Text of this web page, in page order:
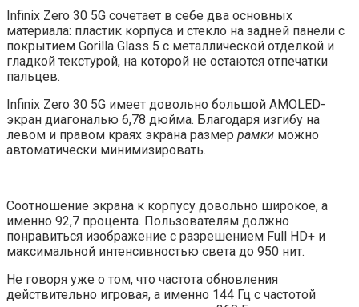
Infinix Zero 30 5G сочетает в себе два основных
материала: пластик корпуса и стекло на задней панели с
покрытием Gorilla Glass 5 с металлической отделкой и
гладкой текстурой, на которой не остаются отпечатки
пальцев.
Infinix Zero 30 5G имеет довольно большой AMOLED-
экран диагональю 6,78 дюйма. Благодаря изгибу на
левом и правом краях экрана размер рамки можно
автоматически минимизировать.
Соотношение экрана к корпусу довольно широкое, а
именно 92,7 процента. Пользователям должно
понравиться изображение с разрешением Full HD+ и
максимальной интенсивностью света до 950 нит.
Не говоря уже о том, что частота обновления
действительно игровая, а именно 144 Гц с частотой